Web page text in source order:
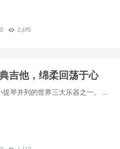
2,695
吉他，绵柔回荡于心
琴并列的世界三大乐器之一。 ...